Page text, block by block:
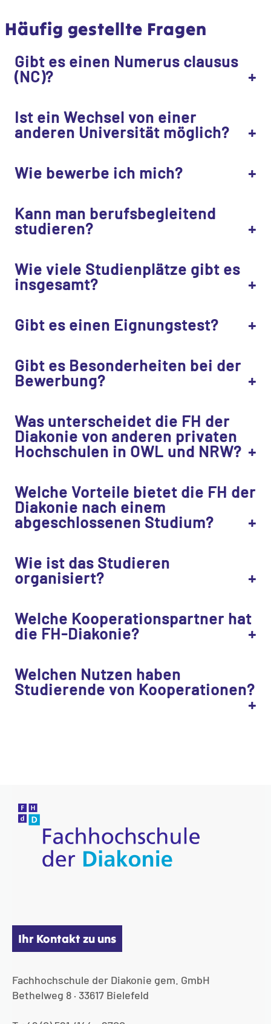
Häufig gestellte Fragen
Gibt es einen Numerus clausus
(NC)?
Ist ein Wechsel von einer
anderen Universität möglich?
Wie bewerbe ich mich?
Kann man berufsbegleitend
studieren?
Wie viele Studienplätze gibt es
insgesamt?
Gibt es einen Eignungstest?
Gibt es Besonderheiten bei der
Bewerbung?
Was unterscheidet die FH der
Diakonie von anderen privaten
Hochschulen in OWL und NRW?
Welche Vorteile bietet die FH der
Diakonie nach einem
abgeschlossenen Studium?
Wie ist das Studieren
organisiert?
Welche Kooperationspartner hat
die FH-Diakonie?
Welchen Nutzen haben
Studierende von Kooperationen?
Ihr Kontakt zu uns
Fachhochschule der Diakonie gem. GmbH
Bethelweg 8 · 33617 Bielefeld